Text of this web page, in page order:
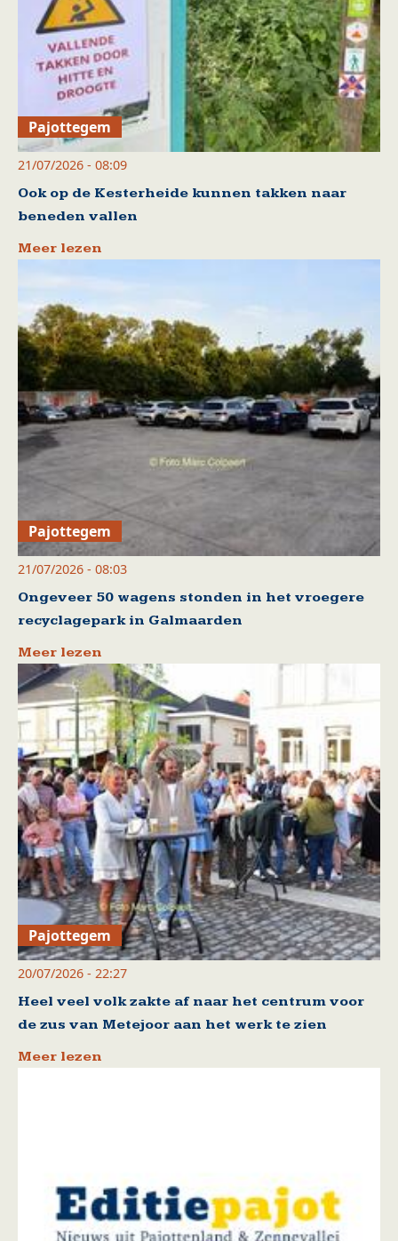
Pajottegem
21/07/2026 - 08:09
Ook op de Kesterheide kunnen takken naar
beneden vallen
Meer lezen
Pajottegem
21/07/2026 - 08:03
Ongeveer 50 wagens stonden in het vroegere
recyclagepark in Galmaarden
Meer lezen
Pajottegem
20/07/2026 - 22:27
Heel veel volk zakte af naar het centrum voor
de zus van Metejoor aan het werk te zien
Meer lezen